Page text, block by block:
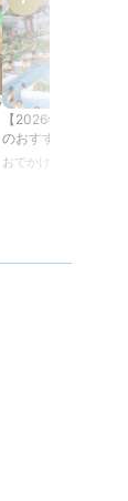
【2026年最新】関東
のおすすめの屋内プー
ル人気10選
おでかけ